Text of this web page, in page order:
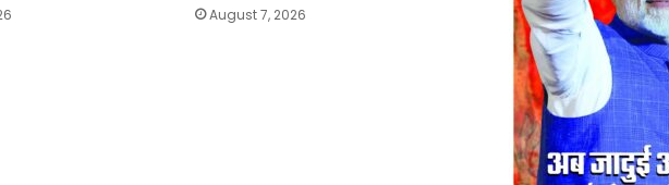
August 7, 2026